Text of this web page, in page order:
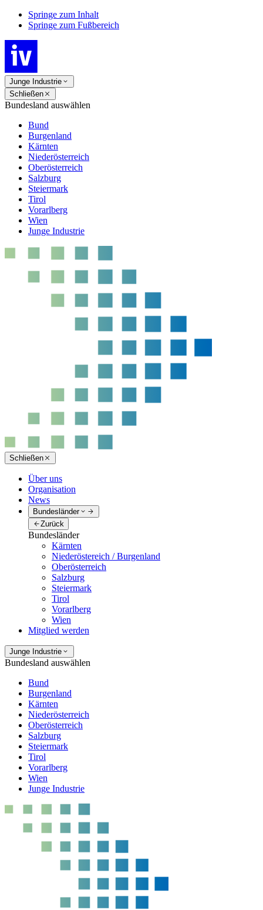
Springe zum Inhalt
Springe zum Fußbereich
Junge Industrie
Schließen
Bundesland auswählen
Bund
Burgenland
Kärnten
Niederösterreich
Oberösterreich
Salzburg
Steiermark
Tirol
Vorarlberg
Wien
Junge Industrie
Schließen
Über uns
Organisation
News
Bundesländer
Zurück
Bundesländer
Kärnten
Niederöstereich / Burgenland
Oberösterreich
Salzburg
Steiermark
Tirol
Vorarlberg
Wien
Mitglied werden
Junge Industrie
Bundesland auswählen
Bund
Burgenland
Kärnten
Niederösterreich
Oberösterreich
Salzburg
Steiermark
Tirol
Vorarlberg
Wien
Junge Industrie